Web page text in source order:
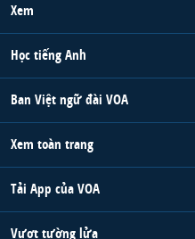
Xem
Học tiếng Anh
Ban Việt ngữ đài VOA
Xem toàn trang
Tải App của VOA
Vượt tường lửa